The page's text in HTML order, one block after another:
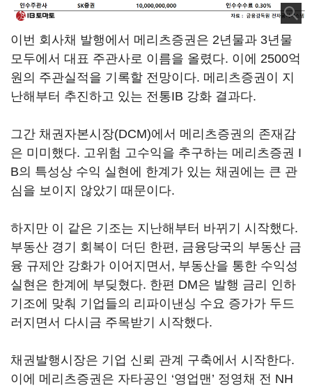
이번 회사채 발행에서 메리츠증권은 2년물과 3년물
모두에서 대표 주관사로 이름을 올렸다. 이에 2500억
원의 주관실적을 기록할 전망이다. 메리츠증권이 지
난해부터 추진하고 있는 전통IB 강화 결과다.
그간 채권자본시장(DCM)에서 메리츠증권의 존재감
은 미미했다. 고위험 고수익을 추구하는 메리츠증권 I
B의 특성상 수익 실현에 한계가 있는 채권에는 큰 관
심을 보이지 않았기 때문이다.
하지만 이 같은 기조는 지난해부터 바뀌기 시작했다.
부동산 경기 회복이 더딘 한편, 금융당국의 부동산 금
융 규제안 강화가 이어지면서, 부동산을 통한 수익성
실현은 한계에 부딪혔다. 한편 DM은 발행 금리 인하
기조에 맞춰 기업들의 리파이낸싱 수요 증가가 두드
러지면서 다시금 주목받기 시작했다.
채권발행시장은 기업 신뢰 관계 구축에서 시작한다.
이에 메리츠증권은 자타공인 ‘영업맨’ 정영채 전 NH